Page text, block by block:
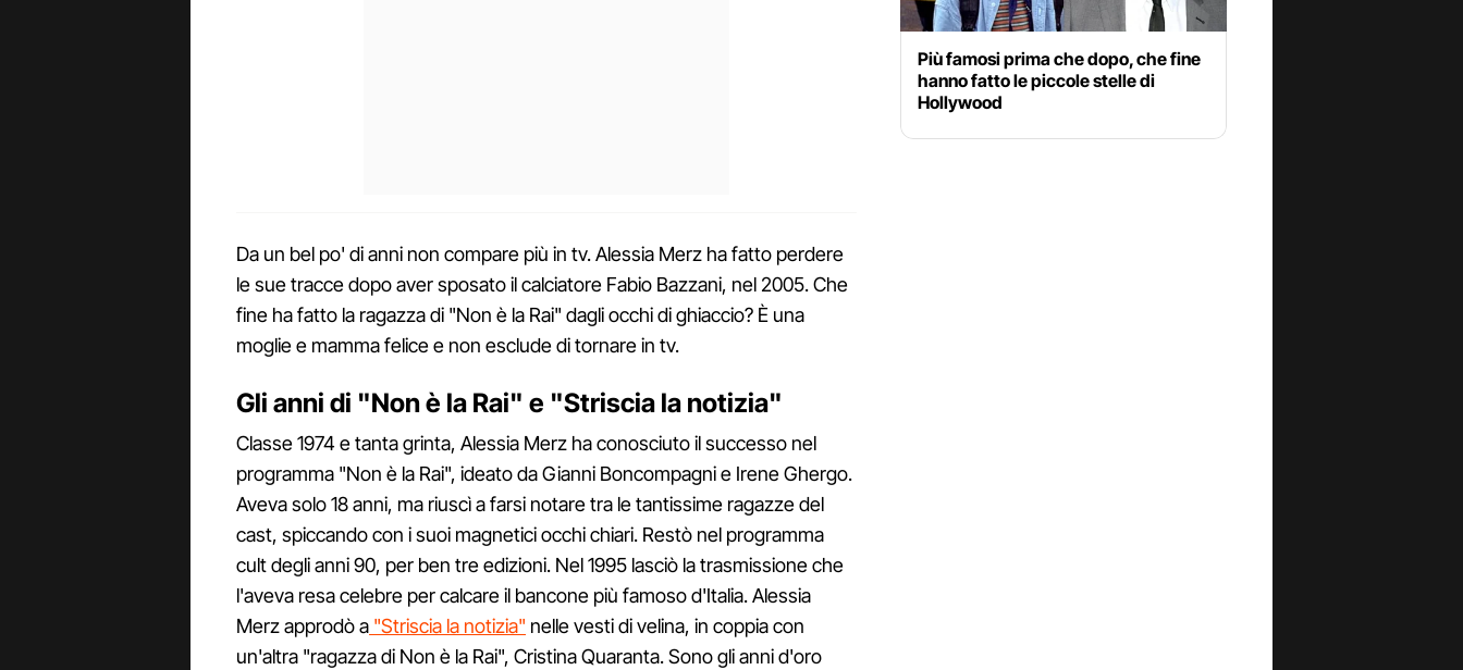
Da un bel po' di anni non compare più in tv. Alessia Merz ha fatto perdere
le sue tracce dopo aver sposato il calciatore Fabio Bazzani, nel 2005. Che
fine ha fatto la ragazza di "Non è la Rai" dagli occhi di ghiaccio? È una
moglie e mamma felice e non esclude di tornare in tv.
Gli anni di "Non è la Rai" e "Striscia la notizia"
Classe 1974 e tanta grinta, Alessia Merz ha conosciuto il successo nel
programma "Non è la Rai", ideato da Gianni Boncompagni e Irene Ghergo.
Aveva solo 18 anni, ma riuscì a farsi notare tra le tantissime ragazze del
cast, spiccando con i suoi magnetici occhi chiari. Restò nel programma
cult degli anni 90, per ben tre edizioni. Nel 1995 lasciò la trasmissione che
l'aveva resa celebre per calcare il bancone più famoso d'Italia. Alessia
Merz approdò a "Striscia la notizia" nelle vesti di velina, in coppia con
un'altra "ragazza di Non è la Rai", Cristina Quaranta. Sono gli anni d'oro
Più famosi prima che dopo, che fine
hanno fatto le piccole stelle di
Hollywood